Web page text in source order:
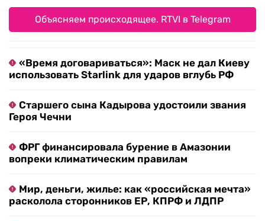
Объясняем происходящее. RTVI в Telegram
«Время договариваться»: Маск не дал Киеву
использовать Starlink для ударов вглубь РФ
Старшего сына Кадырова удостоили звания
Героя Чечни
ФРГ финансировала бурение в Амазонии
вопреки климатическим правилам
Мир, деньги, жилье: как «российская мечта»
расколола сторонников ЕР, КПРФ и ЛДПР